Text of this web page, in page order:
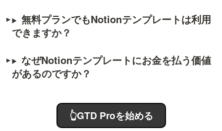
無料プランでもNotionテンプレートは利用
できますか？
なぜNotionテンプレートにお金を払う価値
があるのですか？
👆GTD Proを始める